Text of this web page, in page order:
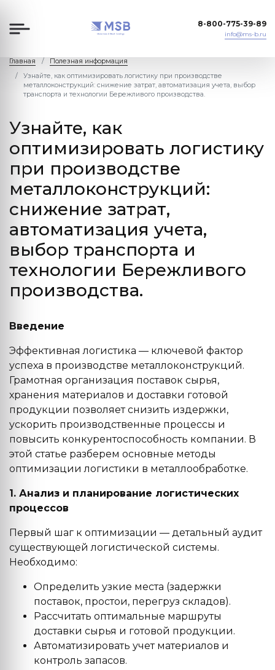
8-800-775-39-89
info@ms-b.ru
Главная
Полезная информация
Узнайте, как оптимизировать логистику при производстве
металлоконструкций: снижение затрат, автоматизация учета, выбор
транспорта и технологии Бережливого производства.
Узнайте, как
оптимизировать логистику
при производстве
металлоконструкций:
снижение затрат,
автоматизация учета,
выбор транспорта и
технологии Бережливого
производства.
Введение
Эффективная логистика — ключевой фактор
успеха в производстве металлоконструкций.
Грамотная организация поставок сырья,
хранения материалов и доставки готовой
продукции позволяет снизить издержки,
ускорить производственные процессы и
повысить конкурентоспособность компании. В
этой статье разберем основные методы
оптимизации логистики в металлообработке.
1. Анализ и планирование логистических
процессов
Первый шаг к оптимизации — детальный аудит
существующей логистической системы.
Необходимо:
Определить узкие места (задержки
поставок, простои, перегруз складов).
Рассчитать оптимальные маршруты
доставки сырья и готовой продукции.
Автоматизировать учет материалов и
контроль запасов.